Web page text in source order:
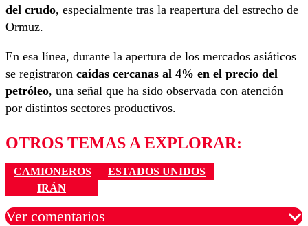
del crudo, especialmente tras la reapertura del estrecho de
Ormuz.
En esa línea, durante la apertura de los mercados asiáticos
se registraron caídas cercanas al 4% en el precio del
petróleo, una señal que ha sido observada con atención
por distintos sectores productivos.
OTROS TEMAS A EXPLORAR:
CAMIONEROS
ESTADOS UNIDOS
IRÁN
Ver comentarios